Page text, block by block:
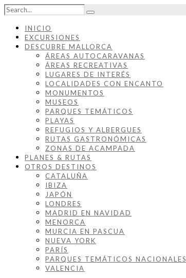
INICIO
EXCURSIONES
DESCUBRE MALLORCA
ÁREAS AUTOCARAVANAS
ÁREAS RECREATIVAS
LUGARES DE INTERÉS
LOCALIDADES CON ENCANTO
MONUMENTOS
MUSEOS
PARQUES TEMÁTICOS
PLAYAS
REFUGIOS Y ALBERGUES
RUTAS GASTRONÓMICAS
ZONAS DE ACAMPADA
PLANES & RUTAS
OTROS DESTINOS
CATALUÑA
IBIZA
JAPÓN
LONDRES
MADRID EN NAVIDAD
MENORCA
MURCIA EN PASCUA
NUEVA YORK
PARÍS
PARQUES TEMÁTICOS NACIONALES
VALENCIA